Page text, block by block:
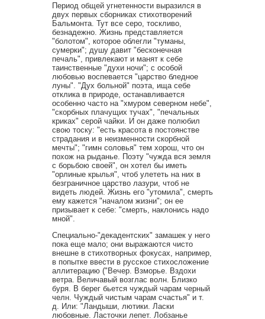
Период общей угнетенности выразился в
двух первых сборниках стихотворений
Бальмонта. Тут все серо, тоскливо,
безнадежно. Жизнь представляется
"болотом", которое облегли "туманы,
сумерки"; душу давит "бесконечная
печаль", привлекают и манят к себе
таинственные "духи ночи"; с особой
любовью воспевается "царство бледное
луны". "Дух больной" поэта, ища себе
отклика в природе, останавливается
особенно часто на "хмуром северном небе",
"скорбных плачущих тучах", "печальных
криках" серой чайки. И он даже полюбил
свою тоску: "есть красота в постоянстве
страдания и в неизменности скорбной
мечты"; "гимн соловья" тем хорош, что он
похож на рыданье. Поэту "чужда вся земля
с борьбою своей", он хотел бы иметь
"орлиные крылья", чтоб улететь на них в
безграничное царство лазури, чтоб не
видеть людей. Жизнь его "утомила", смерть
ему кажется "началом жизни"; он ее
призывает к себе: "смерть, наклонись надо
мной".
Специально-"декадентских" замашек у него
пока еще мало; они выражаются чисто
внешне в стихотворных фокусах, например,
в попытке ввести в русское стихосложение
аллитерацию ("Вечер. Взморье. Вздохи
ветра. Величавый возглас волн. Близко
буря. В берег бьется чуждый чарам черный
челн. Чуждый чистым чарам счастья" и т.
д. Или: "Ландыши, лютики. Ласки
любовные. Ласточки лепет. Лобзанье